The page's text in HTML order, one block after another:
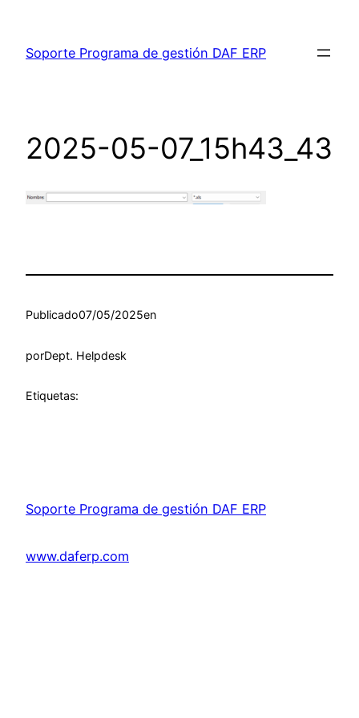
contenido
Soporte Programa de gestión DAF ERP
2025-05-07_15h43_43
Publicado07/05/2025en
porDept. Helpdesk
Etiquetas:
Soporte Programa de gestión DAF ERP
www.daferp.com